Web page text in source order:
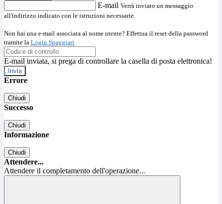
E-mail Verrà inviato un messaggio
all'indirizzo indicato con le istruzioni necessarie.
Non hai una e-mail associata al nome utente? Effettua il reset della password
tramite la Login Spaggiari
E-mail inviata, si prega di controllare la casella di posta elettronica!
Errore
Chiudi
Successo
Chiudi
Informazione
Chiudi
Attendere...
Attendere il completamento dell'operazione...